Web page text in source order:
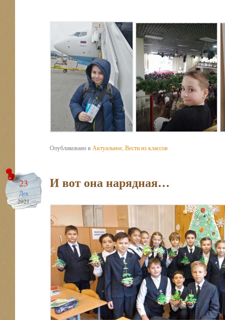
Опубликовано в Актуальное Вести из классов
23
Дек
2021
И вот она нарядная…